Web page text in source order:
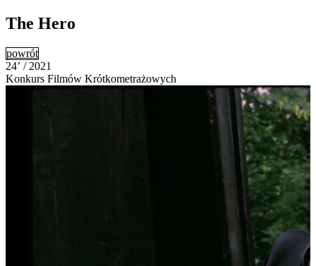
The Hero
powrót
24’ / 2021
Konkurs Filmów Krótkometrażowych